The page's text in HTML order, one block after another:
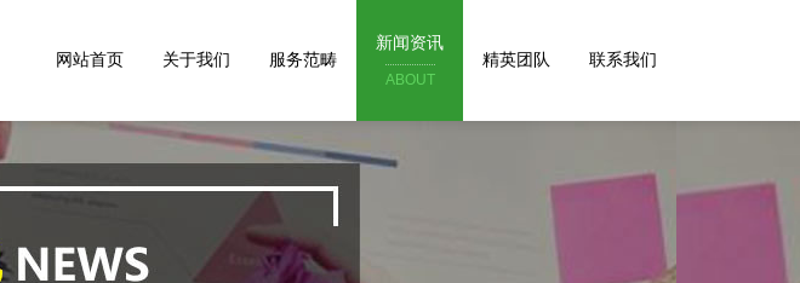
网站首页 关于我们 服务范畴
新闻资讯
ABOUT
精英团队 联系我们